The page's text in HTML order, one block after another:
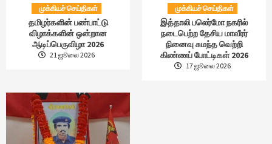
முக்கியச் செய்திகள்
தமிழர்களின் பண்பாட்டு
விழாக்களின் ஒன்றான
ஆடிப்பெருவிழா 2026
21 ஜூலை 2026
முக்கியச் செய்திகள்
இத்தாலி பலெர்மோ நகரில்
நடைபெற்ற தேசிய மாவீரர்
நினைவு சுமந்த வெற்றி
கிண்ணப் போட்டிகள் 2026
17 ஜூலை 2026